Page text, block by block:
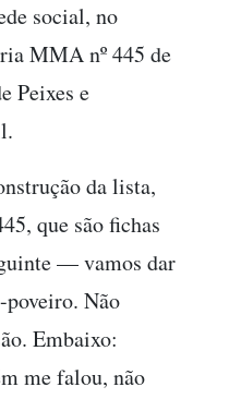
social, no
MMA nº 445 de
Peixes e
da lista,
que são fichas
— vamos dar
poveiro. Não
Embaixo:
me falou, não